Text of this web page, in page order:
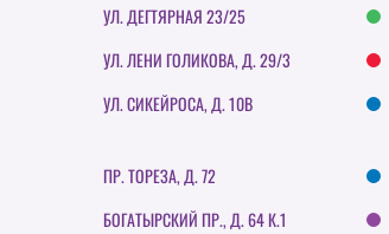
УЛ. ДЕГТЯРНАЯ 23/25
УЛ. ЛЕНИ ГОЛИКОВА, Д. 29/3
УЛ. СИКЕЙРОСА, Д. 10В
ПР. ТОРЕЗА, Д. 72
БОГАТЫРСКИЙ ПР., Д. 64 К.1